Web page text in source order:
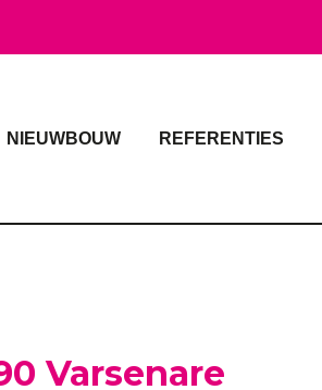
NIEUWBOUW REFERENTIES
Varsenare